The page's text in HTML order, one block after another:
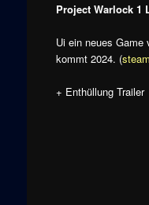
Project Warlock 1
Ui ein neues
kommt 2024. (steam
+ Enthüllung Trailer